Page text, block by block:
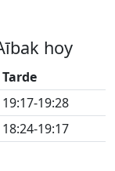
hoy
Tarde
19:17-19:28
18:24-19:17